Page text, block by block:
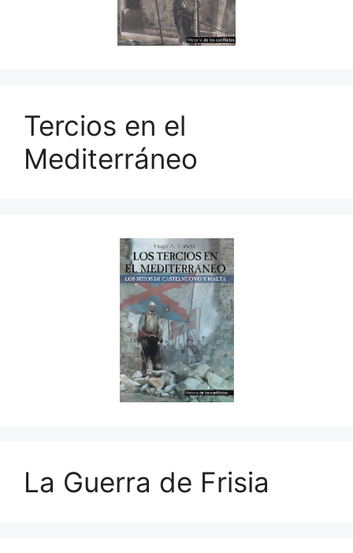
Tercios en el
Mediterráneo
La Guerra de Frisia